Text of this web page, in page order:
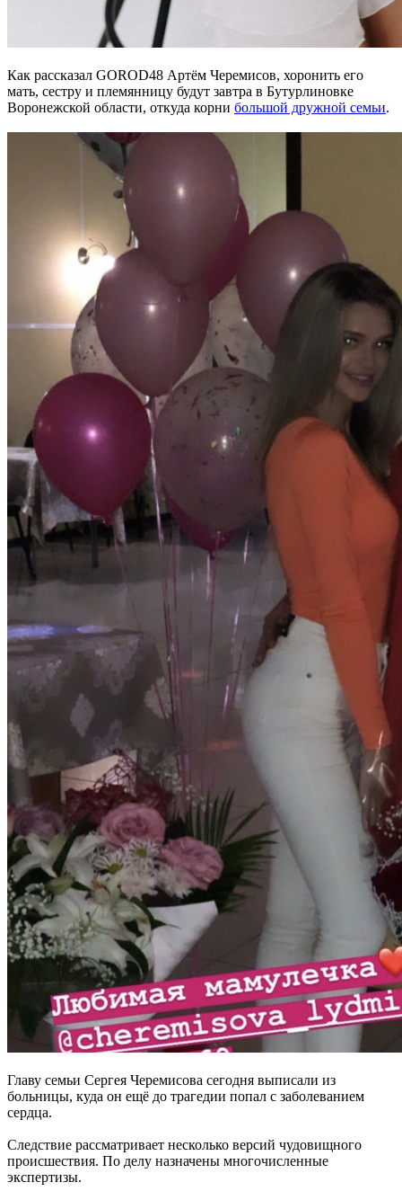
Как рассказал GOROD48 Артём Черемисов, хоронить его
мать, сестру и племянницу будут завтра в Бутурлиновке
Воронежской области, откуда корни большой дружной семьи.
Главу семьи Сергея Черемисова сегодня выписали из
больницы, куда он ещё до трагедии попал с заболеванием
сердца.
Следствие рассматривает несколько версий чудовищного
происшествия. По делу назначены многочисленные
экспертизы.